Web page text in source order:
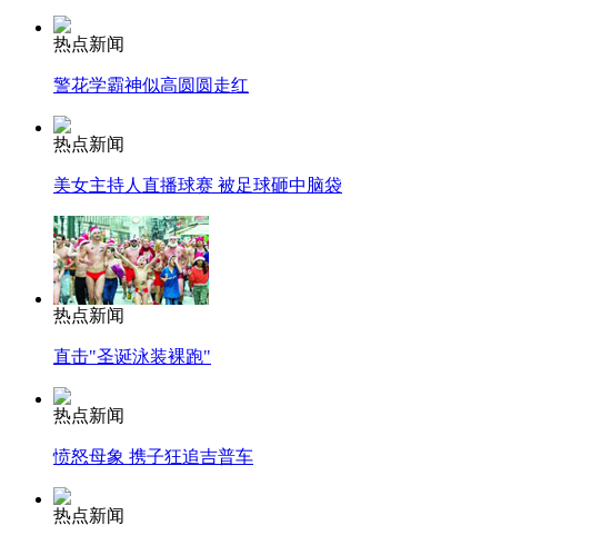
外交部：反对强权政治霸凌主义
外交部：有关国家言论片面不公正
安徽一实载49人客车翻车
走！跟着总书记去植树
热点新闻
警花学霸神似高圆圆走红
热点新闻
美女主持人直播球赛 被足球砸中脑袋
热点新闻
直击"圣诞泳装裸跑"
热点新闻
愤怒母象 携子狂追吉普车
热点新闻